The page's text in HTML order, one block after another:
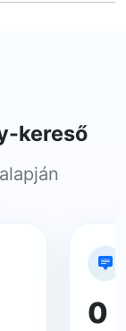
kereső
0